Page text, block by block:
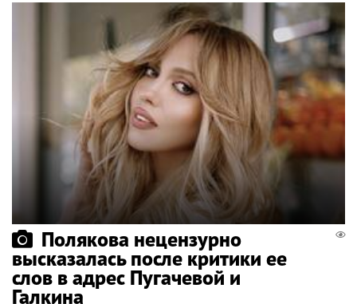
Полякова нецензурно
высказалась после критики ее
слов в адрес Пугачевой и
Галкина